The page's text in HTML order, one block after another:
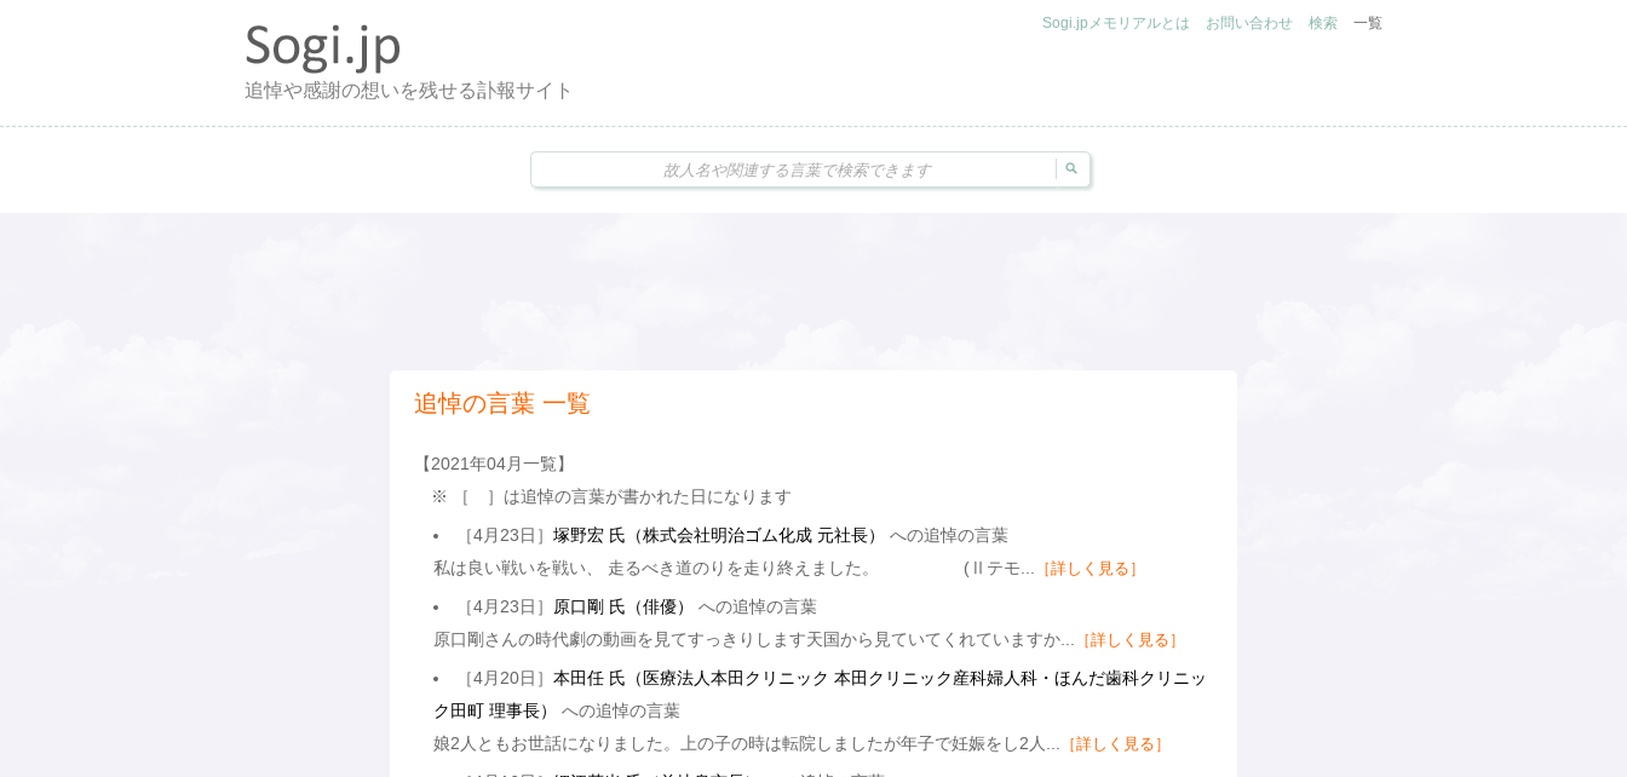
追悼や感謝の想いを残せる訃報サイト
Sogi.jpメモリアルとは お問い合わせ 検索 一覧
追悼の言葉 一覧
【2021年04月一覧】
※ ［ ］は追悼の言葉が書かれた日になります
［4月23日］塚野宏 氏（株式会社明治ゴム化成 元社長）
への追悼の言葉
私は良い戦いを戦い、 走るべき道のりを走り終えました。 (Ⅱテモ...
［詳しく見る］
［4月23日］ 原口剛 氏（俳優）
への追悼の言葉
原口剛さんの時代劇の動画を見てすっきりします天国から見ていてくれていますか...
［詳しく見る］
［4月20日］本田任 氏（医療法人本田クリニック 本田クリニック産科婦人科・ほんだ歯科クリニッ
ク田町 理事長）
への追悼の言葉
娘2人ともお世話になりました。上の子の時は転院しましたが年子で妊娠をし2人...
［詳しく見る］